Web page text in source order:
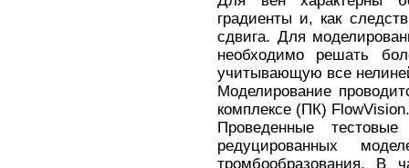
градиенты и, как
сдвига. Для
необходимо решать
учитывающую все
Моделирование
комплексе (ПК) FlowVision.
Проведенные
редуцированных
тромбообразования. В